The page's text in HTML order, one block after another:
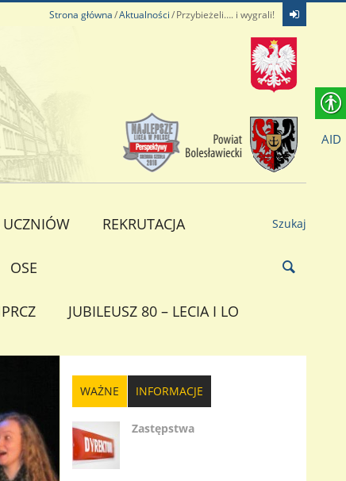
Strona główna Aktualności Przybieżeli…. i wygrali!
UCZNIÓW REKRUTACJA
OSE
JUBILEUSZ 80 – LECIA I LO
Szukaj
WAŻNE INFORMACJE
Zastępstwa
AID